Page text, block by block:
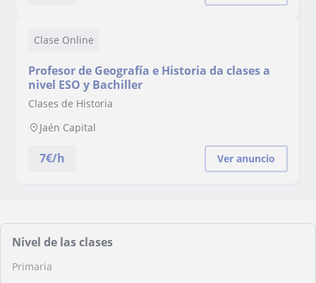
Clase Online
Profesor de Geografía e Historia da clases a
nivel ESO y Bachiller
Clases de Historia
Jaén Capital
7€/h Ver anuncio
Nivel de las clases
Primaria